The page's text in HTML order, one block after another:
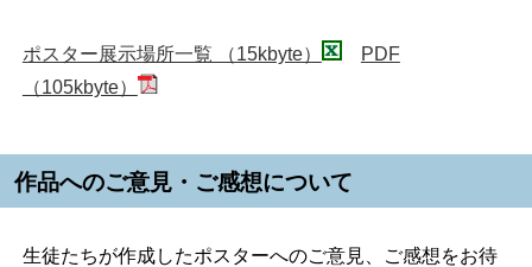
ポスター展示場所一覧 （15kbyte）
PDF
（105kbyte）
作品へのご意見・ご感想について
生徒たちが作成したポスターへのご意見、ご感想をお待